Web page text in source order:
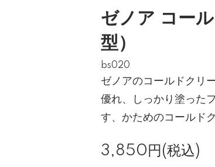
ゼノア コー
型）
bs020
ゼノアのコールドクリ
優れ、しっかり塗った
す、かためのコールド
3,850円(税込)